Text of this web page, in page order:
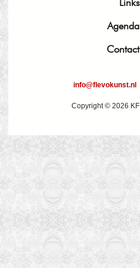
Links
Agenda
Contact
info@flevokunst.nl
Copyright © 2026 KF